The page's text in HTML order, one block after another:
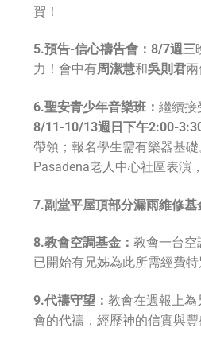
賀！
5.預告-信心禱告會： 8/7週三
力！會中有周潔慧和吳則君
6.聖安青少年音樂班： 繼續接
8/11-10/13週日下午2:00-
帶領；報名學生需有樂器基
Pasadena老人中心社區表演
7.副堂平屋頂部分漏雨維修基
8.教會空調基金： 教會一台空
已開始有兄姊為此所需經費特
9.代禱守望： 教會在週報上
會的代禱，經歷神的信實與豐